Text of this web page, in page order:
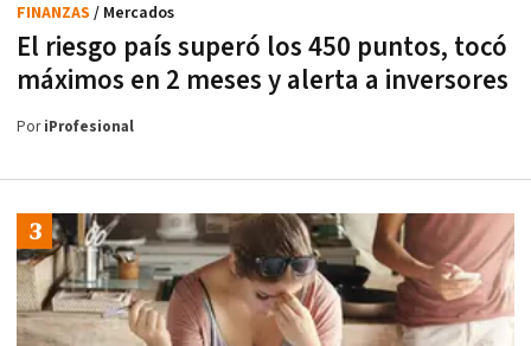
El riesgo país superó los 450 puntos, tocó
máximos en 2 meses y alerta a inversores
FINANZAS / Mercados
PoriProfesional